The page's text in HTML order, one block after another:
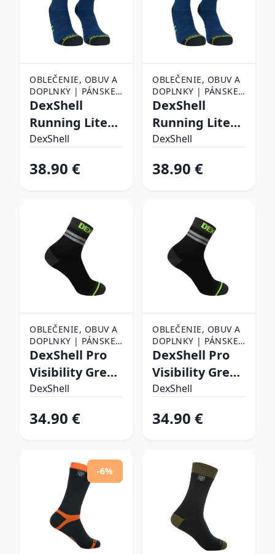
OBLEČENIE, OBUV A
DOPLNKY | PÁNSKE
OBLEČENIE |
DexShell
Running Lite
2.0 Mallard
49)
DexShell
38.90 €
OBLEČENIE, OBUV A
DOPLNKY | PÁNSKE
OBLEČENIE |
DexShell
Running Lite
2.0 Mallard
DexShell
38.90 €
OBLEČENIE, OBUV A
DOPLNKY | PÁNSKE
OBLEČENIE |
DexShell Pro
Visibility Grey
Stripe - L (43-
DexShell
34.90 €
OBLEČENIE, OBUV A
DOPLNKY | PÁNSKE
OBLEČENIE |
DexShell Pro
Visibility Grey
Stripe - M (39-
DexShell
34.90 €
-6%